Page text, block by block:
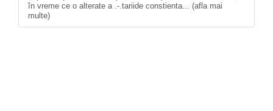
în vreme ce o alterate a .-.tariide constienta... (afla mai
multe)